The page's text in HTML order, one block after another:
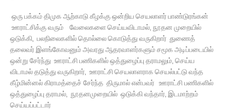
ஒரு பக்கம் திமுக ஆற்காடு கீழக்கு ஒன்றிய செயலாளர் பாண்டுரங்கன்
ஊராட்சிக்கு வரும் வேலைகளை செய்யவிடாமல், நூதன முறையில்
ஒடுக்கி, பலநிலைகளில் தொல்லை கொடுத்து வருகிறார் துணைத்
தலைவர் இளங்கோவனும் அவரது ஆதரவாளர்களும் சமூக அடிப்படையில்
ஒன்று சேர்ந்து ஊராட்சி பணிகளில் ஒத்துழைப்பு தராமலும், செய்ய
விடாமல் தடுத்து வருகிறார், ஊராட்சி செயலாளராக செயல்பட்டு வந்த
கீழ்மின்னல் கிராமத்தைச் சேர்ந்த திருமால் என்பவர் ஊராட்சி பணிகளில்
ஒத்துழைப்பு தராமல், நூதனமுறையில் ஒடுக்கி வந்தார், இடமாற்றம்
செய்யப்பட்டார்